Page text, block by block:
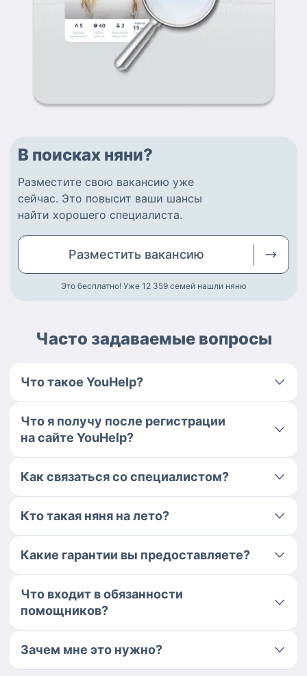
В поисках няни?
Разместите свою вакансию уже
сейчас. Это повысит ваши шансы
найти хорошего специалиста.
Разместить вакансию
Это бесплатно! Уже 12 359 семей нашли няню
Часто задаваемые вопросы
Что такое YouHelp?
Что я получу после регистрации
на сайте YouHelp?
Как связаться со специалистом?
Кто такая няня на лето?
Какие гарантии вы предоставляете?
Что входит в обязанности
помощников?
Зачем мне это нужно?